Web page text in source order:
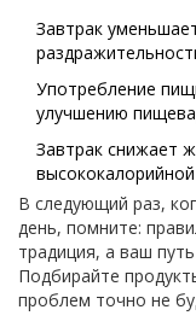
Завтрак
Употребление
улучшению
Завтрак снижает
В следующий раз,
день, помните:
традиция, а ваш
Подбирайте
проблем точно не